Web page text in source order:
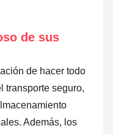
de sus
de hacer todo
transporte seguro,
Además, los